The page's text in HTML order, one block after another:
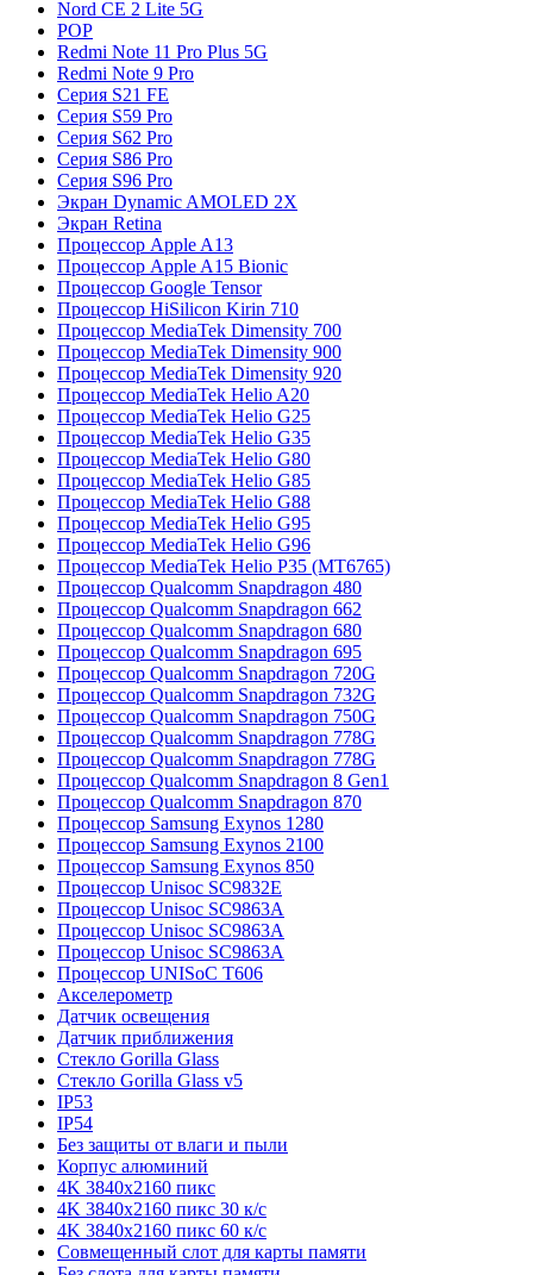
Nord CE 2 Lite 5G
POP
Redmi Note 11 Pro Plus 5G
Redmi Note 9 Pro
Серия S21 FE
Серия S59 Pro
Серия S62 Pro
Серия S86 Pro
Серия S96 Pro
Экран Dynamic AMOLED 2X
Экран Retina
Процессор Apple A13
Процессор Apple A15 Bionic
Процессор Google Tensor
Процессор HiSilicon Kirin 710
Процессор MediaTek Dimensity 700
Процессор MediaTek Dimensity 900
Процессор MediaTek Dimensity 920
Процессор MediaTek Helio A20
Процессор MediaTek Helio G25
Процессор MediaTek Helio G35
Процессор MediaTek Helio G80
Процессор MediaTek Helio G85
Процессор MediaTek Helio G88
Процессор MediaTek Helio G95
Процессор MediaTek Helio G96
Процессор MediaTek Helio P35 (MT6765)
Процессор Qualcomm Snapdragon 480
Процессор Qualcomm Snapdragon 662
Процессор Qualcomm Snapdragon 680
Процессор Qualcomm Snapdragon 695
Процессор Qualcomm Snapdragon 720G
Процессор Qualcomm Snapdragon 732G
Процессор Qualcomm Snapdragon 750G
Процессор Qualcomm Snapdragon 778G
Процессор Qualcomm Snapdragon 778G
Процессор Qualcomm Snapdragon 8 Gen1
Процессор Qualcomm Snapdragon 870
Процессор Samsung Exynos 1280
Процессор Samsung Exynos 2100
Процессор Samsung Exynos 850
Процессор Unisoc SC9832E
Процессор Unisoc SC9863A
Процессор Unisoc SC9863A
Процессор Unisoc SC9863A
Процессор UNISoC T606
Акселерометр
Датчик освещения
Датчик приближения
Стекло Gorilla Glass
Стекло Gorilla Glass v5
IP53
IP54
Без защиты от влаги и пыли
Корпус алюминий
4K 3840x2160 пикс
4K 3840x2160 пикс 30 к/с
4K 3840x2160 пикс 60 к/с
Совмещенный слот для карты памяти